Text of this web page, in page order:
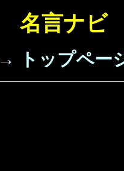
名言ナビ
→ トップペー